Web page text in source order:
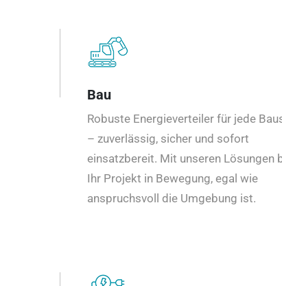
Bau
Robuste Energieverteiler für jede
– zuverlässig, sicher und sofort
einsatzbereit. Mit unseren Lösungen
Ihr Projekt in Bewegung, egal wie
anspruchsvoll die Umgebung ist.